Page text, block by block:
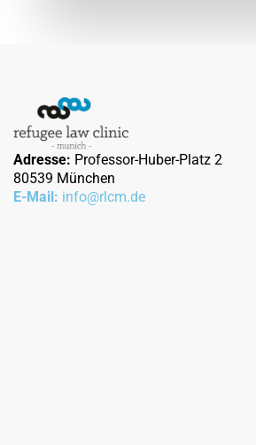
Adresse: Professor-Huber-Platz 2
80539 München
E-Mail: info@rlcm.de